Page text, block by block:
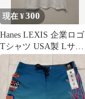
カフェ ハンバーガーシ
ョップ キッチン
:AVSB-889
現在 ¥300
Hanes LEXIS 企業ロゴ
Tシャツ USA製 Lサイ
ズ